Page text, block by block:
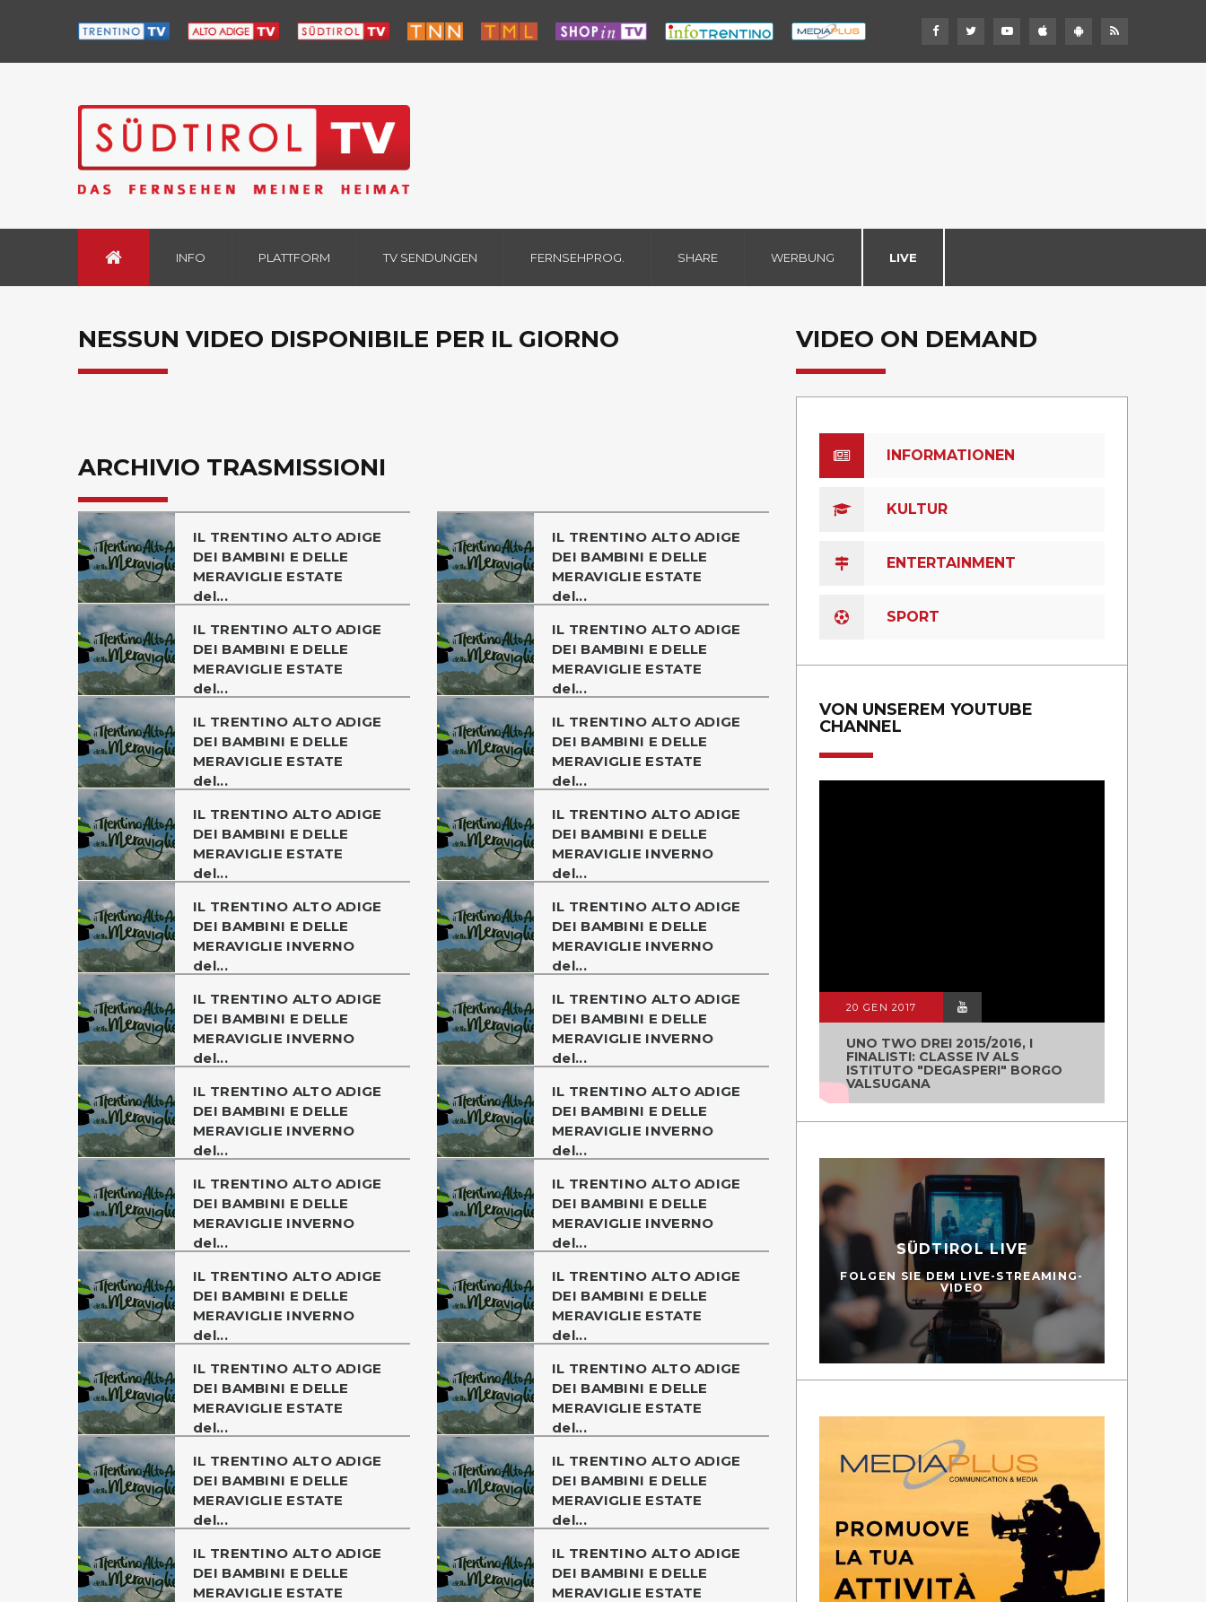
INFO PLATTFORM TV SENDUNGEN FERNSEHPROG. SHARE WERBUNG LIVE
NESSUN VIDEO DISPONIBILE PER IL GIORNO
ARCHIVIO TRASMISSIONI
IL TRENTINO ALTO ADIGE
DEI BAMBINI E DELLE
MERAVIGLIE ESTATE
del...
IL TRENTINO ALTO ADIGE
DEI BAMBINI E DELLE
MERAVIGLIE ESTATE
del...
IL TRENTINO ALTO ADIGE
DEI BAMBINI E DELLE
MERAVIGLIE ESTATE
del...
IL TRENTINO ALTO ADIGE
DEI BAMBINI E DELLE
MERAVIGLIE ESTATE
del...
IL TRENTINO ALTO ADIGE
DEI BAMBINI E DELLE
MERAVIGLIE ESTATE
del...
IL TRENTINO ALTO ADIGE
DEI BAMBINI E DELLE
MERAVIGLIE ESTATE
del...
IL TRENTINO ALTO ADIGE
DEI BAMBINI E DELLE
MERAVIGLIE ESTATE
del...
IL TRENTINO ALTO ADIGE
DEI BAMBINI E DELLE
MERAVIGLIE INVERNO
del...
IL TRENTINO ALTO ADIGE
DEI BAMBINI E DELLE
MERAVIGLIE INVERNO
del...
IL TRENTINO ALTO ADIGE
DEI BAMBINI E DELLE
MERAVIGLIE INVERNO
del...
IL TRENTINO ALTO ADIGE
DEI BAMBINI E DELLE
MERAVIGLIE INVERNO
del...
IL TRENTINO ALTO ADIGE
DEI BAMBINI E DELLE
MERAVIGLIE INVERNO
del...
IL TRENTINO ALTO ADIGE
DEI BAMBINI E DELLE
MERAVIGLIE INVERNO
del...
IL TRENTINO ALTO ADIGE
DEI BAMBINI E DELLE
MERAVIGLIE INVERNO
del...
IL TRENTINO ALTO ADIGE
DEI BAMBINI E DELLE
MERAVIGLIE INVERNO
del...
IL TRENTINO ALTO ADIGE
DEI BAMBINI E DELLE
MERAVIGLIE INVERNO
del...
IL TRENTINO ALTO ADIGE
DEI BAMBINI E DELLE
MERAVIGLIE INVERNO
del...
IL TRENTINO ALTO ADIGE
DEI BAMBINI E DELLE
MERAVIGLIE ESTATE
del...
IL TRENTINO ALTO ADIGE
DEI BAMBINI E DELLE
MERAVIGLIE ESTATE
del...
IL TRENTINO ALTO ADIGE
DEI BAMBINI E DELLE
MERAVIGLIE ESTATE
del...
IL TRENTINO ALTO ADIGE
DEI BAMBINI E DELLE
MERAVIGLIE ESTATE
del...
IL TRENTINO ALTO ADIGE
DEI BAMBINI E DELLE
MERAVIGLIE ESTATE
del...
IL TRENTINO ALTO ADIGE
DEI BAMBINI E DELLE
MERAVIGLIE ESTATE
IL TRENTINO ALTO ADIGE
DEI BAMBINI E DELLE
MERAVIGLIE ESTATE
VIDEO ON DEMAND
INFORMATIONEN
KULTUR
ENTERTAINMENT
SPORT
VON UNSEREM YOUTUBE
CHANNEL
20 GEN 2017
UNO TWO DREI 2015/2016, I
FINALISTI: CLASSE IV ALS
ISTITUTO "DEGASPERI" BORGO
VALSUGANA
SÜDTIROL LIVE
FOLGEN SIE DEM LIVE-STREAMING-
VIDEO